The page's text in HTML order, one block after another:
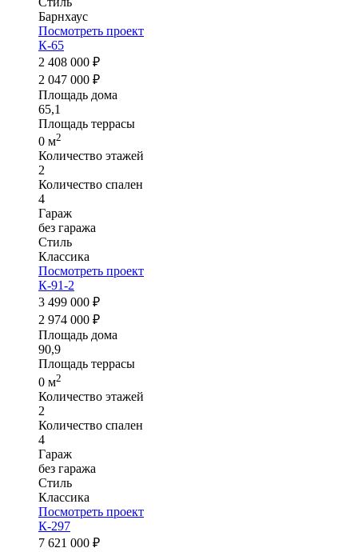
Барнхаус
Посмотреть проект
К-65
2 408 000 ₽
2 047 000 ₽
Площадь дома
65,1
Площадь террасы
0 м2
Количество этажей
2
Количество спален
4
Гараж
без гаража
Стиль
Классика
Посмотреть проект
К-91-2
3 499 000 ₽
2 974 000 ₽
Площадь дома
90,9
Площадь террасы
0 м2
Количество этажей
2
Количество спален
4
Гараж
без гаража
Стиль
Классика
Посмотреть проект
К-297
7 621 000 ₽